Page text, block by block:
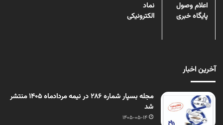
اعلام وصول
پایگاه خبری
نماد
الکترونیکی
آخرین اخبار
مجله بسپار شماره 286 در نیمه مردادماه 1405 منتشر
شد
1405-05-14